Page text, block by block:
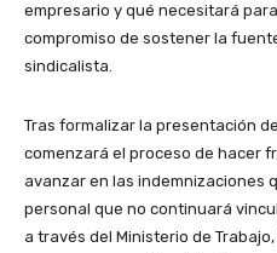
empresario y qué necesitará
compromiso de sostener la
sindicalista.
Tras formalizar la presentación
comenzará el proceso de hacer
avanzar en las indemnizaciones
personal que no continuará
a través del Ministerio de